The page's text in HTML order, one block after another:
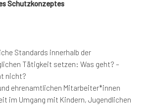
Schutzkonzeptes
Standards innerhalb der
Tätigkeit setzen: Was geht? –
nicht?
ehrenamtlichen Mitarbeiter*innen
im Umgang mit Kindern, Jugendlichen